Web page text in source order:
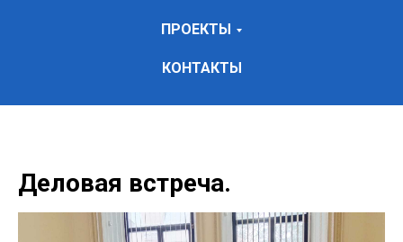
ПРОЕКТЫ
КОНТАКТЫ
Деловая встреча.